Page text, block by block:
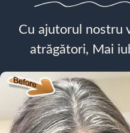
Cu ajutorul nostru
atrăgători, Mai